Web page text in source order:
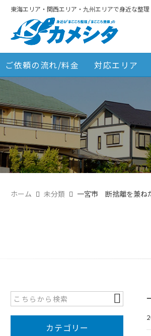
東海エリア・関西エリア・九州エリアで身近な整
ご依頼の流れ/料金 対応エリア
ホーム 未分類 一宮市 断捨離を兼ね
カテゴリー